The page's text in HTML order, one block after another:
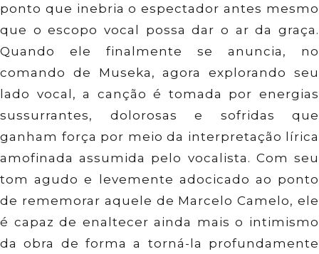
ponto que inebria o espectador antes mesmo
que o escopo vocal possa dar o ar da graça.
Quando ele finalmente se anuncia, no
comando de Museka, agora explorando seu
lado vocal, a canção é tomada por energias
sussurrantes, dolorosas e sofridas que
ganham força por meio da interpretação lírica
amofinada assumida pelo vocalista. Com seu
tom agudo e levemente adocicado ao ponto
de rememorar aquele de Marcelo Camelo, ele
é capaz de enaltecer ainda mais o intimismo
da obra de forma a torná-la profundamente